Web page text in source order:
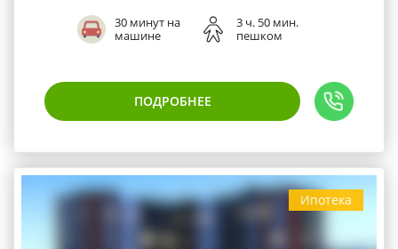
30 минут на
машине
3 ч. 50 мин.
пешком
ПОДРОБНЕЕ
Ипотека